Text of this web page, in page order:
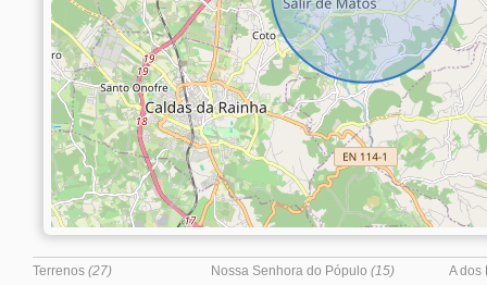
Terrenos (27)
Nossa Senhora do Pópulo (15)
A dos